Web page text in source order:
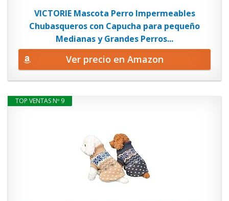
VICTORIE Mascota Perro Impermeables
Chubasqueros con Capucha para pequeño
Medianas y Grandes Perros...
Ver precio en Amazon
TOP VENTAS Nº 9